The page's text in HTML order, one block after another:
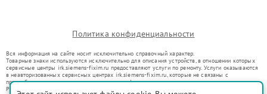
Политика конфиденциальности
Вся информация на сайте носит исключительно справочный характер.
Товарные знаки используются исключительно для описания устройств, в отношении которых
сервисные центры irk.siemens-fixim.ru предоставляют услуги по ремонту. Услуги оказываются
в неавторизованных сервисных центрах irk.siemens-fixim.ru, которые не связаны с
правообладателями товарных знаков или их официальными представителями.
Ремонт осуществляется для устройств, уже введенных в гражданский оборот в соответствии